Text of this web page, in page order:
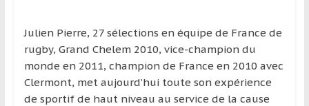
d’une
région
Julien Pierre, 27 sélections en équipe de France de
rugby, Grand Chelem 2010, vice-champion du
monde en 2011, champion de France en 2010 avec
Clermont, met aujourd’hui toute son expérience
de sportif de haut niveau au service de la cause